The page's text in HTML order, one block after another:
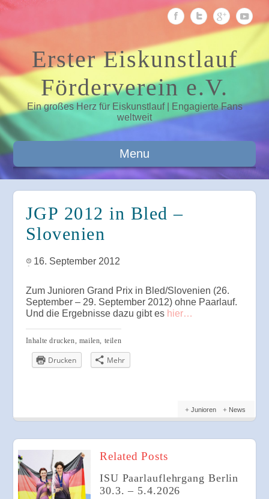
Erster Eiskunstlauf
Förderverein e.V.
Ein großes Herz für Eiskunstlauf | Engagierte Fans
weltweit
Menu
JGP 2012 in Bled –
Slovenien
16. September 2012
Zum Junioren Grand Prix in Bled/Slovenien (26.
September – 29. September 2012) ohne Paarlauf.
Und die Ergebnisse dazu gibt es hier…
Inhalte drucken, mailen, teilen
Drucken Mehr
Junioren News
Related Posts
ISU Paarlauflehrgang Berlin
30.3. – 5.4.2026